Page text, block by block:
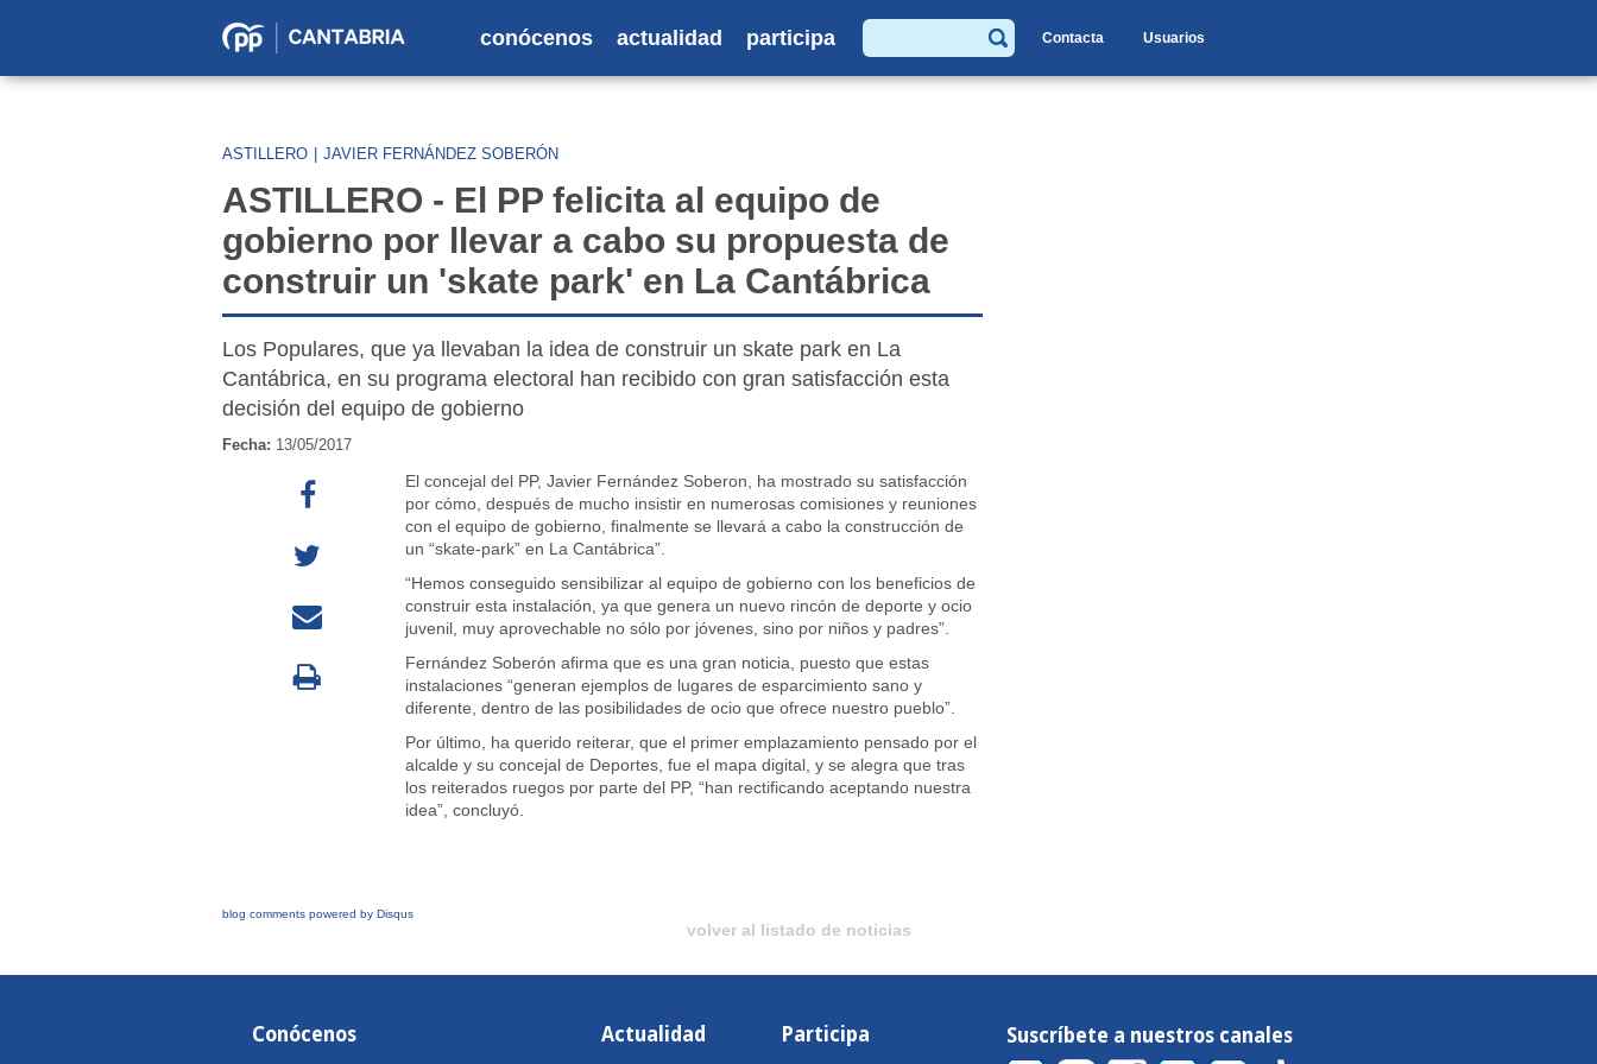
Partido
en
Cantabria
conócenos actualidad participa
Buscar
Contacta Usuarios
ASTILLERO JAVIER FERNÁNDEZ SOBERÓN
ASTILLERO - El PP felicita al equipo de
gobierno por llevar a cabo su propuesta de
construir un 'skate park' en La Cantábrica
Los Populares, que ya llevaban la idea de construir un skate park en La
Cantábrica, en su programa electoral han recibido con gran satisfacción esta
decisión del equipo de gobierno
Fecha: 13/05/2017
El concejal del PP, Javier Fernández Soberon, ha mostrado su satisfacción
por cómo, después de mucho insistir en numerosas comisiones y reuniones
con el equipo de gobierno, finalmente se llevará a cabo la construcción de
un “skate-park” en La Cantábrica”.
“Hemos conseguido sensibilizar al equipo de gobierno con los beneficios de
construir esta instalación, ya que genera un nuevo rincón de deporte y ocio
juvenil, muy aprovechable no sólo por jóvenes, sino por niños y padres”.
Fernández Soberón afirma que es una gran noticia, puesto que estas
instalaciones “generan ejemplos de lugares de esparcimiento sano y
diferente, dentro de las posibilidades de ocio que ofrece nuestro pueblo”.
Por último, ha querido reiterar, que el primer emplazamiento pensado por el
alcalde y su concejal de Deportes, fue el mapa digital, y se alegra que tras
los reiterados ruegos por parte del PP, “han rectificando aceptando nuestra
idea”, concluyó.
blog comments powered by Disqus
volver al listado de noticias
Conócenos Actualidad Participa Suscríbete a nuestros canales